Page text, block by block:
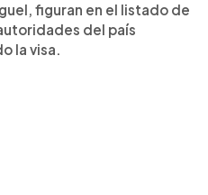
figuran en el listado de
del país
la visa.